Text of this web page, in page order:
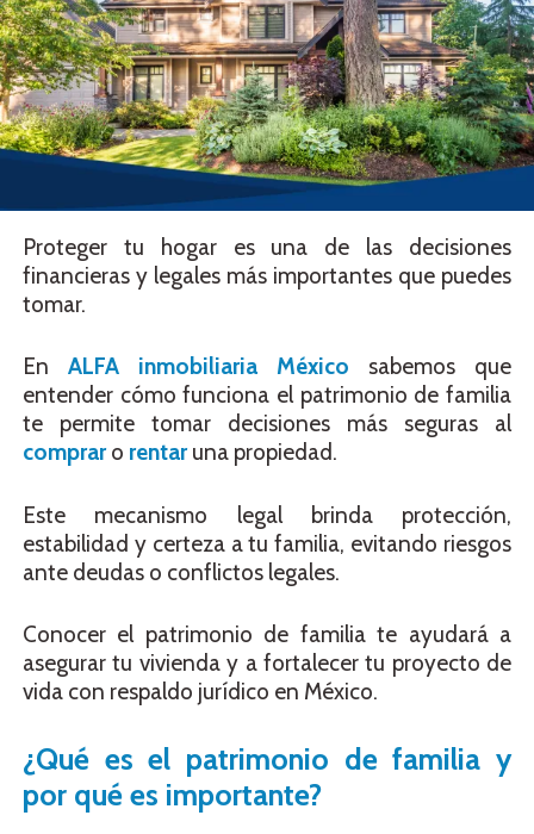
Proteger tu hogar es una de las decisiones
financieras y legales más importantes que puedes
tomar.
En ALFA inmobiliaria México sabemos que
entender cómo funciona el patrimonio de familia
te permite tomar decisiones más seguras al
compraro rentaruna propiedad.
Este mecanismo legal brinda protección,
estabilidad y certeza a tu familia, evitando riesgos
ante deudas o conflictos legales.
Conocer el patrimonio de familia te ayudará a
asegurar tu vivienda y a fortalecer tu proyecto de
vida con respaldo jurídico en México.
¿Qué es el patrimonio de familia y
por qué es importante?